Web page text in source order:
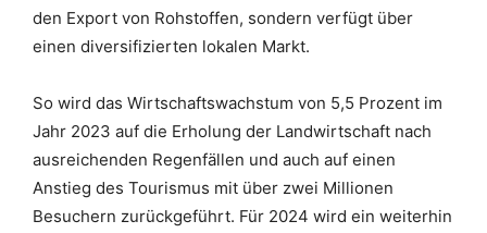
den Export von Rohstoffen, sondern verfügt über
einen diversifizierten lokalen Markt.
So wird das Wirtschaftswachstum von 5,5 Prozent im
Jahr 2023 auf die Erholung der Landwirtschaft nach
ausreichenden Regenfällen und auch auf einen
Anstieg des Tourismus mit über zwei Millionen
Besuchern zurückgeführt. Für 2024 wird ein weiterhin